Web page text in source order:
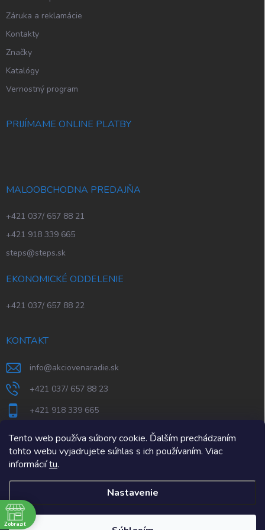
Tento web používa súbory cookie. Ďalším prechádzaním
tohto webu vyjadrujete súhlas s ich používaním. Viac
informáciítu.
Nastavenie
Záruka a reklamácie
Kontakty
Značky
Katalógy
Vernostný program
PRIJÍMAME ONLINE PLATBY
MALOOBCHODNA PREDAJŇA
+421 037/ 657 88 21
+421 918 339 665
steps@steps.sk
EKONOMICKÉ ODDELENIE
+421 037/ 657 88 22
KONTAKT
info@akciovenaradie.sk
+421 037/ 657 88 23
+421 918 339 665
STEPS Nitra
AkcioveNaradie.sk
Zobraziť